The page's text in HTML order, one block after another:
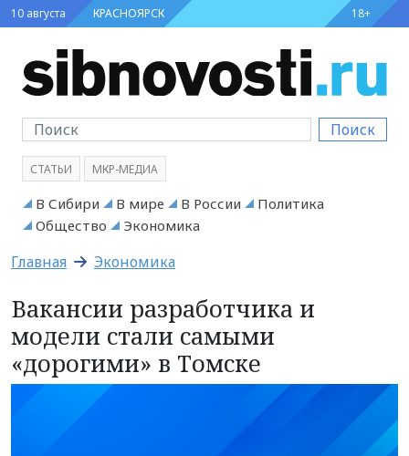
10 августа КРАСНОЯРСК 18+
Поиск
СТАТЬИ МКР-МЕДИА
В Сибири В мире В России
Политика
Общество
Экономика
Главная Экономика
Вакансии разработчика и
модели стали самыми
«дорогими» в Томске